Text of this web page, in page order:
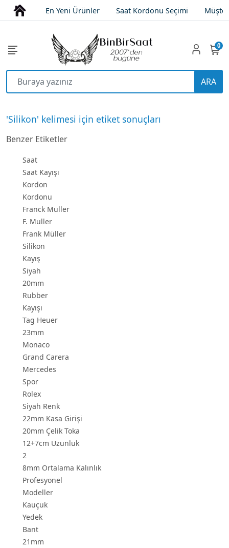
En Yeni Ürünler Saat Kordonu Seçimi
ARA
0
'Silikon' kelimesi için etiket sonuçları
Benzer Etiketler
Saat
Saat Kayışı
Kordon
Kordonu
Franck Muller
F. Muller
Frank Müller
Silikon
Kayış
Siyah
20mm
Rubber
Kayışı
Tag Heuer
23mm
Monaco
Grand Carera
Mercedes
Spor
Rolex
Siyah Renk
22mm Kasa Girişi
20mm Çelik Toka
12+7cm Uzunluk
2
8mm Ortalama Kalınlık
Profesyonel
Modeller
Kauçuk
Yedek
Bant
21mm